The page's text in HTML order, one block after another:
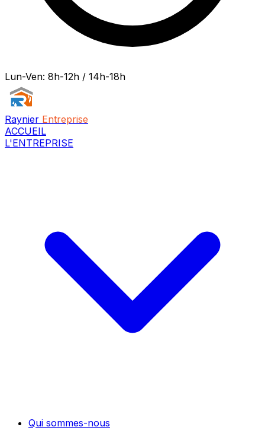
Lun-Ven: 8h-12h / 14h-18h
Raynier Entreprise
ACCUEIL
L'ENTREPRISE
Qui sommes-nous